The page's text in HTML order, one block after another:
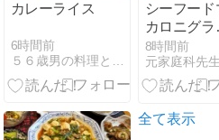
カレーライス
6時間前
５６歳男の料理と「乾癬」と少しの株 - 楽天ブログ
シーフード
カロニグラ
ン
8時間前
全て表示